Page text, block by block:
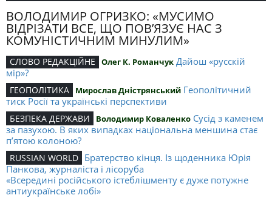
ВОЛОДИМИР ОГРИЗКО: «МУСИМО
ВІДРІЗАТИ ВСЕ, ЩО ПОВ’ЯЗУЄ НАС З
КОМУНІСТИЧНИМ МИНУЛИМ»
СЛОВО РЕДАКЦІЙНЕ Олег К. Романчук Дайош «русскій
мір»?
ГЕОПОЛІТИКА Мирослав Дністрянський Геополітичний
тиск Росії та українські перспективи
БЕЗПЕКА ДЕРЖАВИ Володимир Коваленко Сусід з каменем
за пазухою. В яких випадках національна меншина стає
п’ятою колоною?
RUSSIAN WORLD Братерство кінця. Із щоденника Юрія
Панкова, журналіста і лісоруба
«Всередині російського істеблішменту є дуже потужне
антиукраїнське лобі»